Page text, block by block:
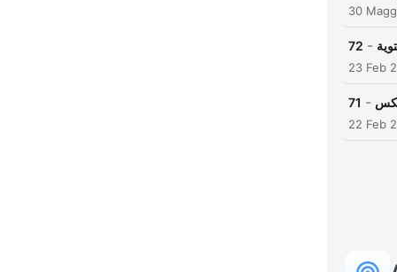
30
72 -
23 Feb
71 -
22 Feb